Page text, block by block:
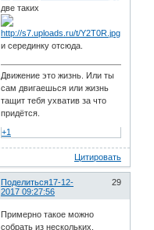
две таких
и серединку отсюда.
Движение это жизнь. Или ты
сам двигаешься или жизнь
тащит тебя ухватив за что
придётся.
+1
Цитировать
Поделиться 29
17-12-
2017 09:27:56
Примерно такое можно
собрать из нескольких.